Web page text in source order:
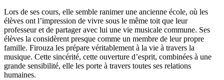
Lors de ses cours, elle semble ranimer une ancienne école, où les
élèves ont l’impression de vivre sous le même toit que leur
professeur et de partager avec lui une vie musicale commune. Ses
élèves la considèrent presque comme un membre de leur propre
famille. Firouza les prépare véritablement à la vie à travers la
musique. Cette sincérité, cette ouverture d’esprit, combinées à une
grande sensibilité, elle les porte à travers toutes ses relations
humaines.